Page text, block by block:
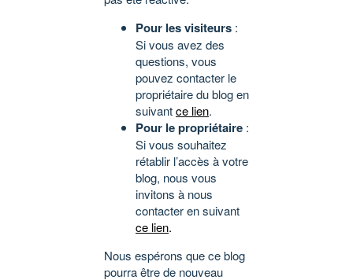
Pour les visiteurs :
Si vous avez des
questions, vous
pouvez contacter le
propriétaire du blog en
suivantce lien.
Pour le propriétaire :
Si vous souhaitez
rétablir l’accès à votre
blog, nous vous
invitons à nous
contacter en suivant
ce lien.
Nous espérons que ce blog
pourra être de nouveau